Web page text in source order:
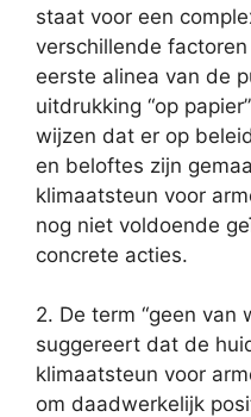
staat voor een
verschillende
eerste alinea van de
uitdrukking “op
wijzen dat er op
en beloftes zijn
klimaatsteun voor
nog niet voldoende
concrete acties.
2. De term “geen van
suggereert dat de
klimaatsteun voor
om daadwerkelijk